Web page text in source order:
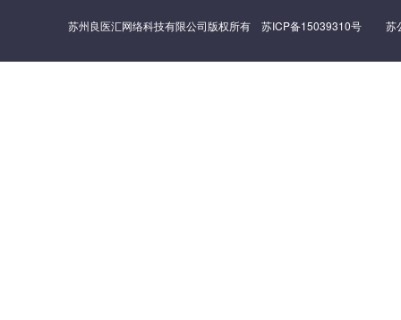
苏州良医汇网络科技有限公司版权所有 苏ICP备15039310号 苏